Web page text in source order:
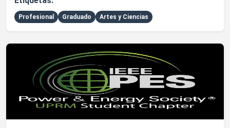
Profesional Graduado Artes y Ciencias
Ver detalles de IEEE Power & Energy Society